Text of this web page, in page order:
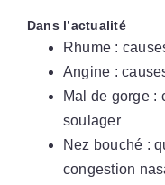
Dans l’actualité
Rhume :
Angine :
Mal de gorge :
soulager
Nez bouché :
congestion